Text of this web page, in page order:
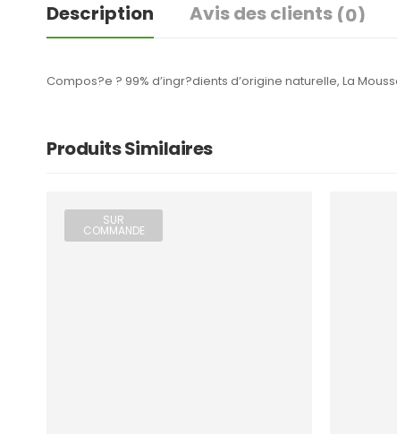
Description Avis des clients (0)
Compos?e ? 99% d’ingr?dients d’origine naturelle, La
Produits Similaires
SUR
COMMANDE